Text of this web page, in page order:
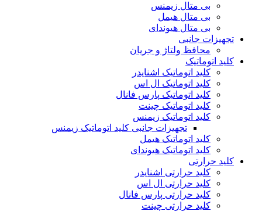
بی متال زیمنس
بی متال هیمل
بی متال هیوندای
تجهیزات جانبی
محافظ ولتاژ و‌ جریان
کلید اتوماتیک
کلید اتوماتیک اشنایدر
کلید اتوماتیک ال اس
کلید اتوماتیک پارس فانال
کلید اتوماتیک چینت
کلید اتوماتیک زیمنس
تجهیزات جانبی کلید اتوماتیک زیمنس
کلید اتوماتیک هیمل
کلید اتوماتیک هیوندای
کلید حرارتی
کلید حرارتی اشنایدر
کلید حرارتی ال اس
کلید حرارتی پارس فانال
کلید حرارتی چینت